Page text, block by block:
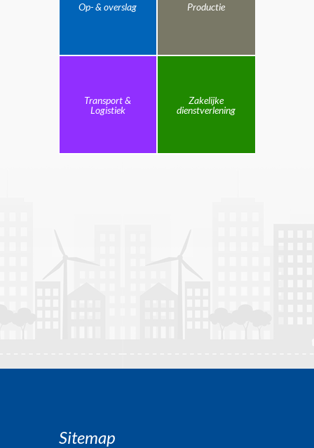
Op- & overslag Productie
Transport &
Logistiek
Zakelijke
dienstverlening
Sitemap